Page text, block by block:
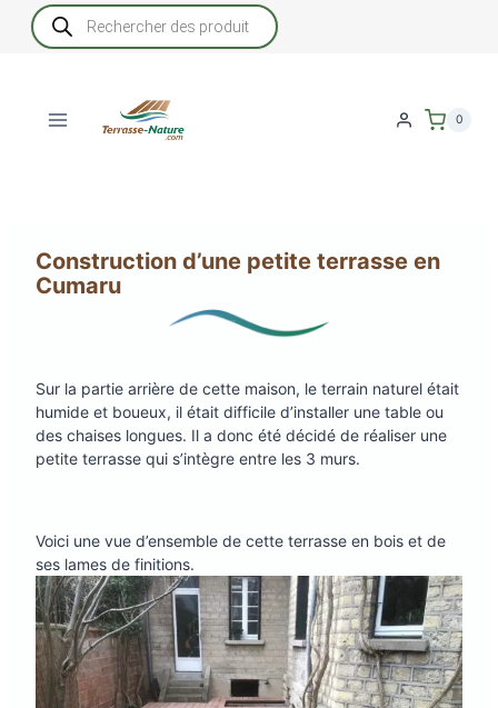
Recherche
de
produits
0
Construction d’une petite terrasse en
Cumaru
Sur la partie arrière de cette maison, le terrain naturel était
humide et boueux, il était difficile d’installer une table ou
des chaises longues. Il a donc été décidé de réaliser une
petite terrasse qui s’intègre entre les 3 murs.
Voici une vue d’ensemble de cette terrasse en bois et de
ses lames de finitions.